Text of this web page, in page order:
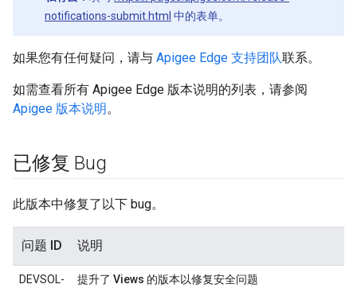
notifications-submit.html 中的表单。
如果您有任何疑问，请与 Apigee Edge 支持团队联系。
如需查看所有 Apigee Edge 版本说明的列表，请参阅
Apigee 版本说明。
已修复 Bug
此版本中修复了以下 bug。
问题 ID 说明
DEVSOL-
提升了 Views 的版本以修复安全问题